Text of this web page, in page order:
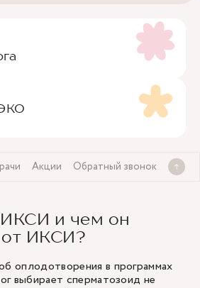
Акции Обратный звонок
и чем он
от ИКСИ?
оплодотворения в программах
выбирает сперматозоид не